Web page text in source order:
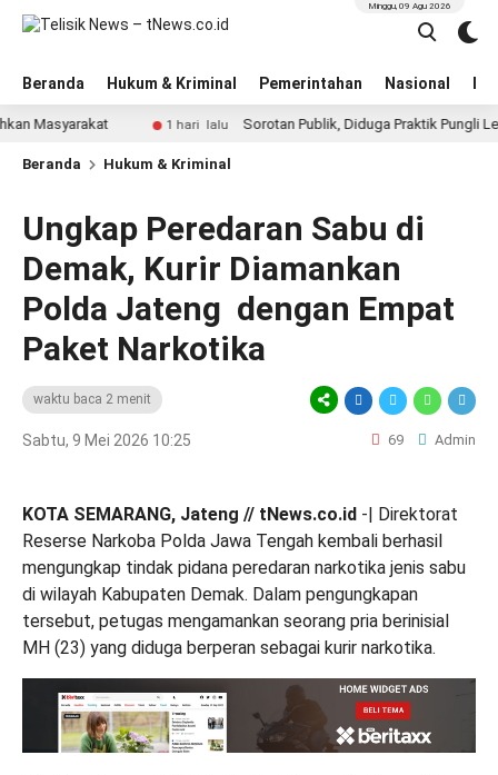
Beranda Hukum & Kriminal Pemerintahan Nasional
Minggu, 09 Agu 2026
1 hari lalu Sorotan Publik, Diduga Praktik Pungli Lewat
Beranda Hukum & Kriminal
Ungkap Peredaran Sabu di
Demak, Kurir Diamankan
Polda Jateng dengan Empat
Paket Narkotika
waktu baca 2 menit
Sabtu, 9 Mei 2026 10:25 69 Admin
KOTA SEMARANG, Jateng // tNews.co.id -| Direktorat
Reserse Narkoba Polda Jawa Tengah kembali berhasil
mengungkap tindak pidana peredaran narkotika jenis sabu
di wilayah Kabupaten Demak. Dalam pengungkapan
tersebut, petugas mengamankan seorang pria berinisial
MH (23) yang diduga berperan sebagai kurir narkotika.